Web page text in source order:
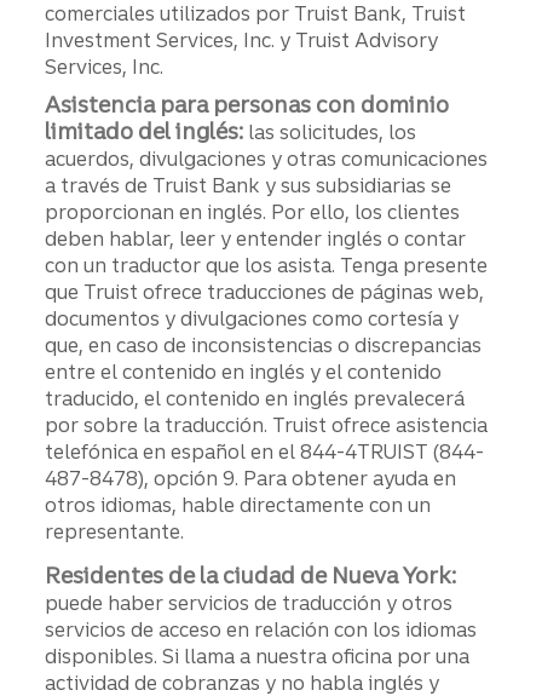
comerciales utilizados por Truist Bank, Truist
Investment Services, Inc. y Truist Advisory
Services, Inc.
Asistencia para personas con dominio
limitado del inglés: las solicitudes, los
acuerdos, divulgaciones y otras comunicaciones
a través de Truist Bank y sus subsidiarias se
proporcionan en inglés. Por ello, los clientes
deben hablar, leer y entender inglés o contar
con un traductor que los asista. Tenga presente
que Truist ofrece traducciones de páginas web,
documentos y divulgaciones como cortesía y
que, en caso de inconsistencias o discrepancias
entre el contenido en inglés y el contenido
traducido, el contenido en inglés prevalecerá
por sobre la traducción. Truist ofrece asistencia
telefónica en español en el 844-4TRUIST (844-
487-8478), opción 9. Para obtener ayuda en
otros idiomas, hable directamente con un
representante.
Residentes de la ciudad de Nueva York:
puede haber servicios de traducción y otros
servicios de acceso en relación con los idiomas
disponibles. Si llama a nuestra oficina por una
actividad de cobranzas y no habla inglés y